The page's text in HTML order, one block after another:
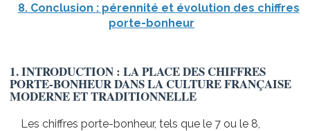
8. Conclusion : pérennité et évolution des chiffres
porte-bonheur
1. INTRODUCTION : LA PLACE DES CHIFFRES
PORTE-BONHEUR DANS LA CULTURE FRANÇAISE
MODERNE ET TRADITIONNELLE
Les chiffres porte-bonheur, tels que le 7 ou le 8,